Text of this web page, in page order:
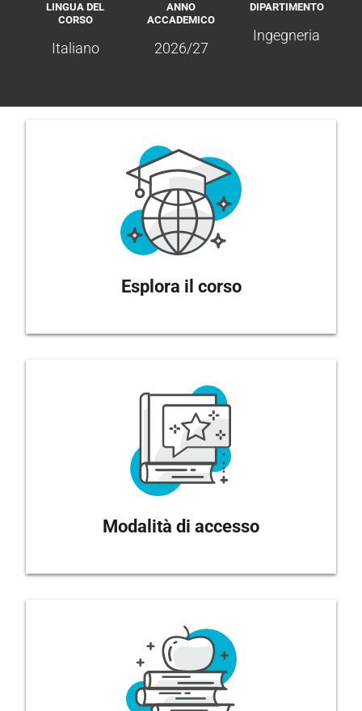
LINGUA DEL
CORSO
Italiano
ANNO
ACCADEMICO
2026/27
DIPARTIMENTO
Ingegneria
Esplora il corso
Modalità di accesso